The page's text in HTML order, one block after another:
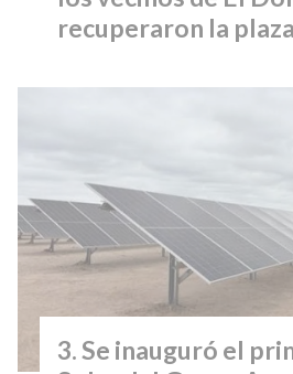
recuperaron la
Se inauguró el